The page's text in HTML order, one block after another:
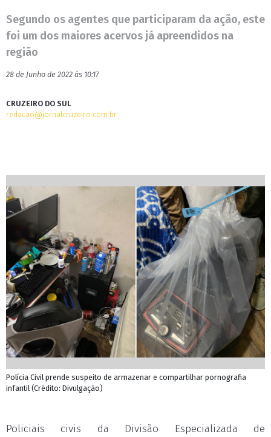
Segundo os agentes que participaram da ação, este
foi um dos maiores acervos já apreendidos na
região
28 de Junho de 2022 às 10:17
CRUZEIRO DO SUL
redacao@jornalcruzeiro.com.br
Polícia Civil prende suspeito de armazenar e compartilhar pornografia
infantil (Crédito: Divulgação)
Policiais civis da Divisão Especializada de